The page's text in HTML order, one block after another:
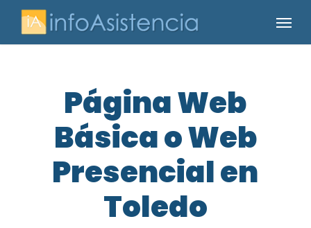
main
content
Menu
Página Web
Básica o Web
Presencial en
Toledo